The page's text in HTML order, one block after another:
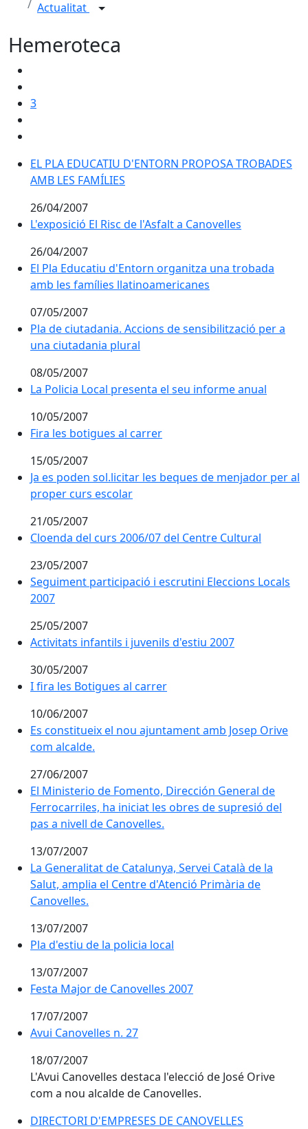
Actualitat
Hemeroteca
3
EL PLA EDUCATIU D'ENTORN PROPOSA TROBADES
EL PLA EDUCATIU D'ENTORN PROPOSA TROBADES
AMB LES FAMÍLIES
26/04/2007
L'exposició El Risc de l'Asfalt a Canovelles
L'exposició El Risc de l'Asfalt a Canovelles
26/04/2007
El Pla Educatiu d'Entorn organitza una trobada amb
El Pla Educatiu d'Entorn organitza una trobada
amb les famílies llatinoamericanes
07/05/2007
Pla de ciutadania. Accions de sensibilització per a
Pla de ciutadania. Accions de sensibilització per a
una ciutadania plural
08/05/2007
La Policia Local presenta el seu informe anual
La Policia Local presenta el seu informe anual
10/05/2007
Fira les botigues al carrer
Fira les botigues al carrer
15/05/2007
Ja es poden sol.licitar les beques de menjador per al
proper curs escolar
21/05/2007
Cloenda del curs 2006/07 del Centre Cultural
Cloenda del curs 2006/07 del Centre Cultural
23/05/2007
Seguiment participació i escrutini Eleccions Locals
Seguiment participació i escrutini Eleccions Locals
2007
25/05/2007
Activitats infantils i juvenils d'estiu 2007
30/05/2007
I fira les Botigues al carrer
I fira les Botigues al carrer
10/06/2007
Es constitueix el nou ajuntament amb Josep Orive
Es constitueix el nou ajuntament amb Josep Orive
com alcalde.
27/06/2007
El Ministerio de Fomento, Dirección General de
El Ministerio de Fomento, Dirección General de
Ferrocarriles, ha iniciat les obres de supresió del
pas a nivell de Canovelles.
13/07/2007
La Generalitat de Catalunya, Servei Català de la
La Generalitat de Catalunya, Servei Català de la
Salut, amplia el Centre d'Atenció Primària de
Canovelles.
13/07/2007
Pla d'estiu de la policia local
Pla d'estiu de la policia local
13/07/2007
Festa Major de Canovelles 2007
Festa Major de Canovelles 2007
17/07/2007
Avui Canovelles n. 27
Avui Canovelles n. 27
18/07/2007
L'Avui Canovelles destaca l'elecció de José Orive
com a nou alcalde de Canovelles.
DIRECTORI D'EMPRESES DE CANOVELLES
DIRECTORI D'EMPRESES DE CANOVELLES